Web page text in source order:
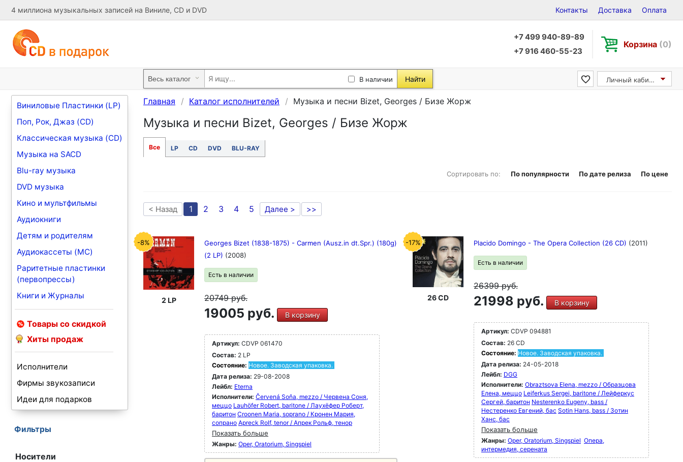
4 миллиона музыкальных записей на Виниле, CD и DVD Контакты Доставка Оплата
+7 499 940-89-89
+7 916 460-55-23
Корзина (0)
В наличии Найти Личный кабинет
Виниловые Пластинки (LP)
Поп, Рок, Джаз (CD)
Классическая музыка (CD)
Музыка на SACD
Blu-ray музыка
DVD музыка
Кино и мультфильмы
Аудиокниги
Детям и родителям
Аудиокассеты (MC)
Раритетные пластинки
(первопрессы)
Книги и Журналы
Товары со скидкой
Хиты продаж
Исполнители
Фирмы звукозаписи
Идеи для подарков
Фильтры
Носители
Главная Каталог исполнителей Музыка и песни Bizet, Georges / Бизе Жорж
Музыка и песни Bizet, Georges / Бизе Жорж
Все LP CD DVD BLU-RAY
Сортировать по: По популярности По дате релиза По цене
< Назад 1 2 3 4 5 Далее > >>
-8%
2 LP
Georges Bizet (1838-1875) - Carmen (Ausz.in dt.Spr.) (180g)
(2 LP) (2008)
Есть в наличии
20749руб.
19005 руб. В корзину
Артикул: CDVP 061470
Состав: 2 LP
Состояние: Новое. Заводская упаковка.
Дата релиза: 29-08-2008
Лейбл: Eterna
Исполнители: Červená Soňa, mezzo / Червена Соня,
меццо Lauhöfer Robert, baritone / Лаухёфер Роберт,
баритон Croonen Maria, soprano / Кронен Мария,
сопрано Apreck Rolf, tenor / Апрек Рольф, тенор
Показать больше
Жанры: Oper, Oratorium, Singspiel
-17%
26 CD
Placido Domingo - The Opera Collection (26 CD) (2011)
Есть в наличии
26399руб.
21998 руб. В корзину
Артикул: CDVP 094881
Состав: 26 CD
Состояние: Новое. Заводская упаковка.
Дата релиза: 24-05-2018
Лейбл: DGG
Исполнители: Obraztsova Elena, mezzo / Образцова
Елена, меццо Leiferkus Sergei, baritone / Лейферкус
Сергей, баритон Nesterenko Eugeny, bass /
Нестеренко Евгений, бас Sotin Hans, bass / Зотин
Ханс, бас
Показать больше
Жанры: Oper, Oratorium, Singspiel Опера,
интермедия, серената